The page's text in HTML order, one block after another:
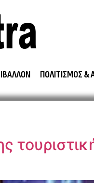
ΠΟΛΙΤΙΣΜΟΣ &